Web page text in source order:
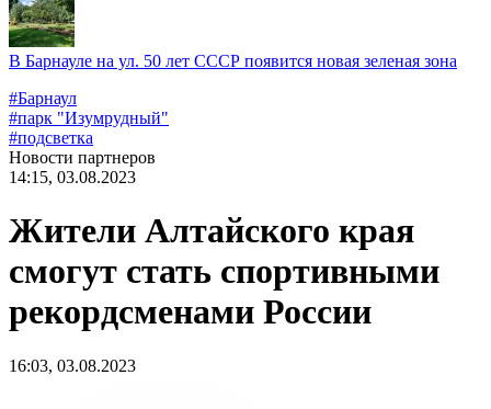
В Барнауле на ул. 50 лет СССР появится новая зеленая зона
#Барнаул
#парк "Изумрудный"
#подсветка
Новости партнеров
14:15, 03.08.2023
Жители Алтайского края
смогут стать спортивными
рекордсменами России
16:03, 03.08.2023